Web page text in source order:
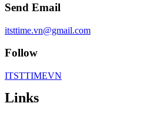
Send Email
itsttime.vn@gmail.com
Follow
ITSTTIMEVN
Links